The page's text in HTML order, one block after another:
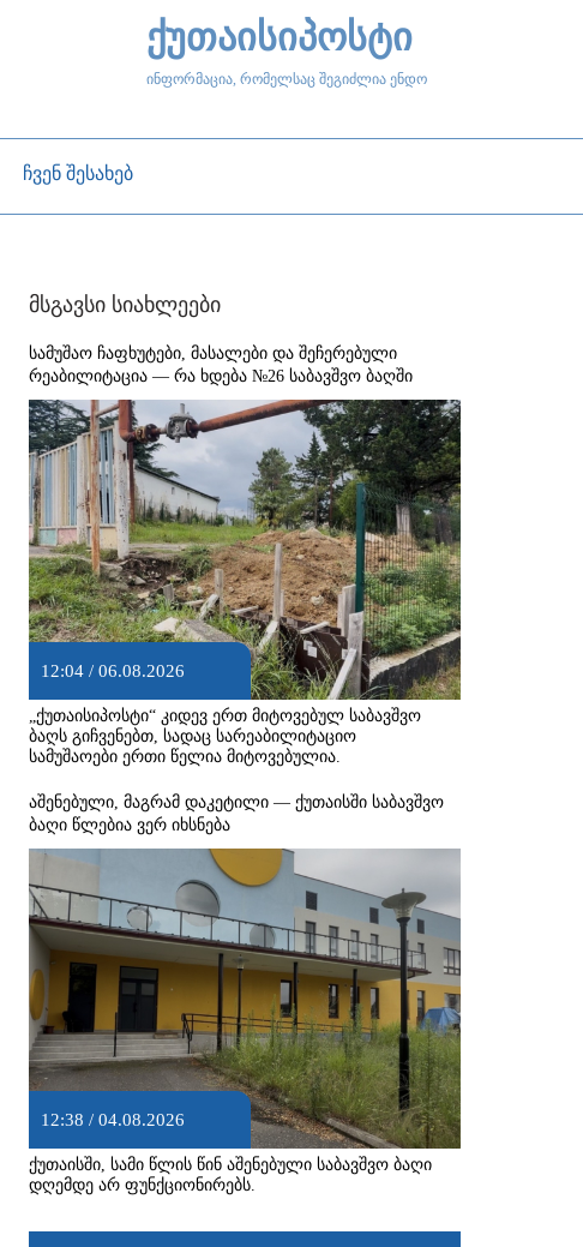
ქუთაისიპოსტი
ინფორმაცია, რომელსაც შეგიძლია ენდო
ჩვენ შესახებ
მსგავსი სიახლეები
სამუშაო ჩაფხუტები, მასალები და შეჩერებული
რეაბილიტაცია — რა ხდება №26 საბავშვო ბაღში
12:04 / 06.08.2026
„ქუთაისიპოსტი“ კიდევ ერთ მიტოვებულ საბავშვო
ბაღს გიჩვენებთ, სადაც სარეაბილიტაციო
სამუშაოები ერთი წელია მიტოვებულია.
აშენებული, მაგრამ დაკეტილი — ქუთაისში საბავშვო
ბაღი წლებია ვერ იხსნება
12:38 / 04.08.2026
ქუთაისში, სამი წლის წინ აშენებული საბავშვო ბაღი
დღემდე არ ფუნქციონირებს.